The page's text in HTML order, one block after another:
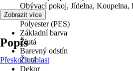
Obývací pokoj, Jídelna, Koupelna,
Materiál
Polyester (PES)
Základní barva
Žlutá
Barevný odstín
Žlutá
Dekor
Zobrazit více
Popis
Přeskočit oblast